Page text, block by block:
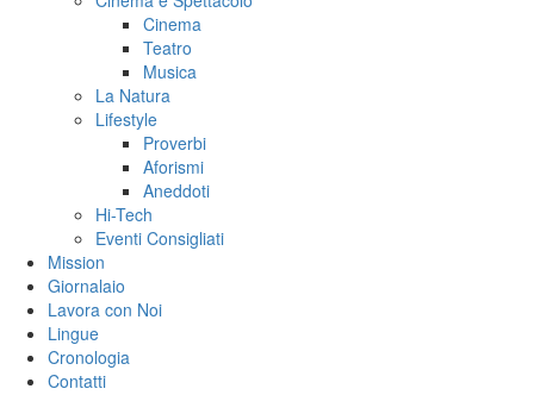
Cinema
Teatro
Musica
La Natura
Lifestyle
Proverbi
Aforismi
Aneddoti
Hi-Tech
Eventi Consigliati
Mission
Giornalaio
Lavora con Noi
Lingue
Cronologia
Contatti